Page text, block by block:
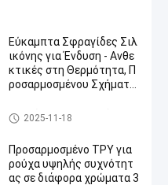
Εύκαμπτα Σφραγίδες Σιλ
ικόνης για Ένδυση - Ανθε
κτικές στη Θερμότητα, Π
ροσαρμοσμένου Σχήματο
Μπαλώματα ιματισμού συνή
θειας
2025-11-18
Προσαρμοσμένο ΤΡΥ για
ρούχα υψηλής συχνότητ
ας σε διάφορα χρώματα 3